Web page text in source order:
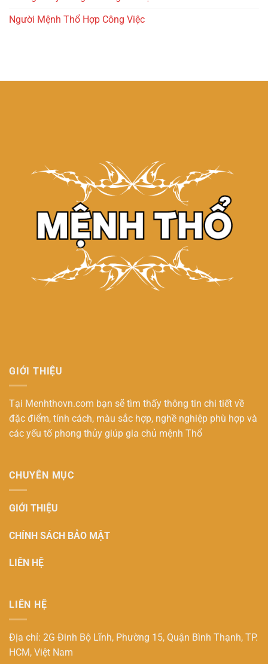
Người Mệnh Thổ Hợp Công Việc
GIỚI THIỆU
Tại Menhthovn.com bạn sẽ tìm thấy thông tin chi tiết về
đặc điểm, tính cách, màu sắc hợp, nghề nghiệp phù hợp và
các yếu tố phong thủy giúp gia chủ mệnh Thổ
CHUYÊN MỤC
GIỚI THIỆU
CHÍNH SÁCH BẢO MẬT
LIÊN HỆ
LIÊN HỆ
Địa chỉ: 2G Đinh Bộ Lĩnh, Phường 15, Quận Bình Thạnh, TP.
HCM, Việt Nam